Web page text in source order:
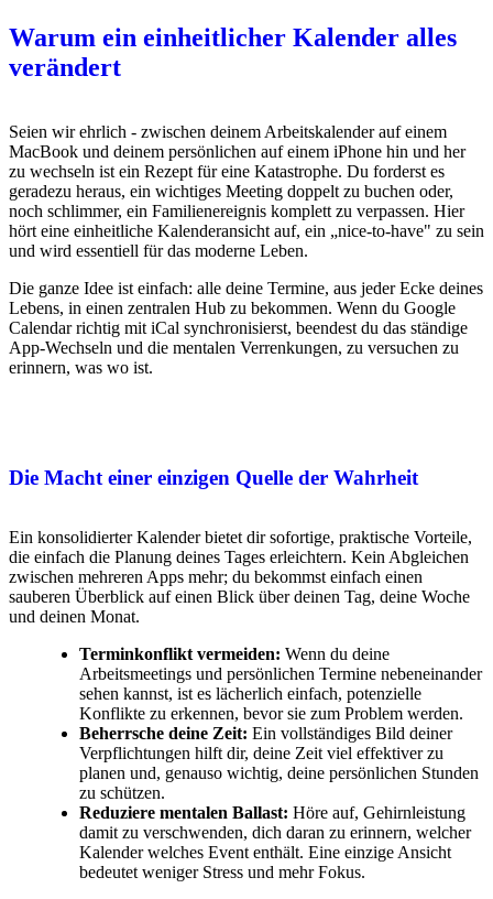
Warum ein einheitlicher Kalender alles
verändert
Seien wir ehrlich - zwischen deinem Arbeitskalender auf einem
MacBook und deinem persönlichen auf einem iPhone hin und her
zu wechseln ist ein Rezept für eine Katastrophe. Du forderst es
geradezu heraus, ein wichtiges Meeting doppelt zu buchen oder,
noch schlimmer, ein Familienereignis komplett zu verpassen. Hier
hört eine einheitliche Kalenderansicht auf, ein „nice-to-have" zu sein
und wird essentiell für das moderne Leben.
Die ganze Idee ist einfach: alle deine Termine, aus jeder Ecke deines
Lebens, in einen zentralen Hub zu bekommen. Wenn du Google
Calendar richtig mit iCal synchronisierst, beendest du das ständige
App-Wechseln und die mentalen Verrenkungen, zu versuchen zu
erinnern, was wo ist.
Die Macht einer einzigen Quelle der Wahrheit
Ein konsolidierter Kalender bietet dir sofortige, praktische Vorteile,
die einfach die Planung deines Tages erleichtern. Kein Abgleichen
zwischen mehreren Apps mehr; du bekommst einfach einen
sauberen Überblick auf einen Blick über deinen Tag, deine Woche
und deinen Monat.
Terminkonflikt vermeiden: Wenn du deine
Arbeitsmeetings und persönlichen Termine nebeneinander
sehen kannst, ist es lächerlich einfach, potenzielle
Konflikte zu erkennen, bevor sie zum Problem werden.
Beherrsche deine Zeit: Ein vollständiges Bild deiner
Verpflichtungen hilft dir, deine Zeit viel effektiver zu
planen und, genauso wichtig, deine persönlichen Stunden
zu schützen.
Reduziere mentalen Ballast: Höre auf, Gehirnleistung
damit zu verschwenden, dich daran zu erinnern, welcher
Kalender welches Event enthält. Eine einzige Ansicht
bedeutet weniger Stress und mehr Fokus.